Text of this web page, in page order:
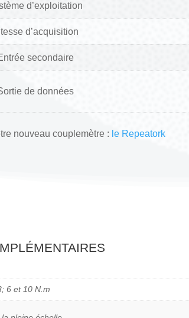
d’exploitation
d’acquisition
secondaire
de données
nouveau couplemètre : le Repeatork
6 et 10 N.m